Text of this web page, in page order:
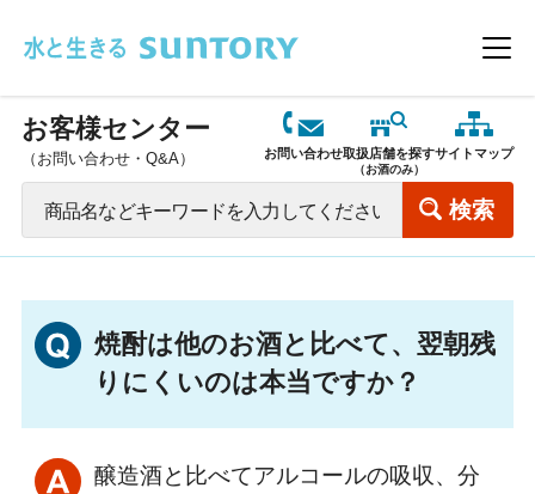
メ
お客様センター
（お問い合わせ・Q&A） お問い合わせ取扱店舗を探す
（お酒のみ）
サイトマップ
焼酎は他のお酒と比べて、翌朝残
りにくいのは本当ですか？
醸造酒と比べてアルコールの吸収、分